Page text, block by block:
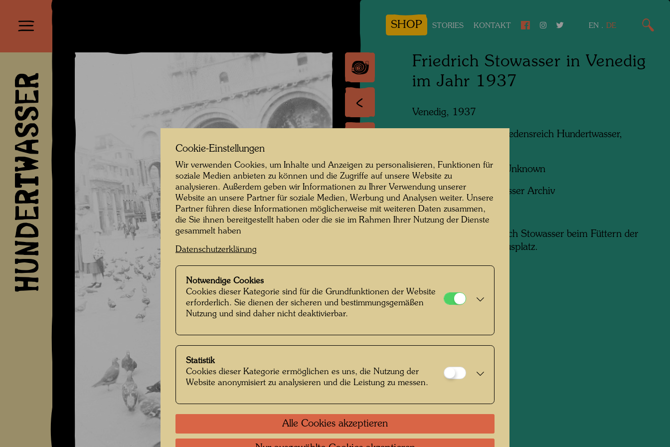
HUNDERTWASSER
SHOP STORIES KONTAKT EN . DE
Friedrich Stowasser in Venedig
im Jahr 1937
Venedig, 1937
Friedensreich Hundertwasser,
Fotograf:Unbekannt Unknown
Copyright:Hundertwasser Archiv
Das Fotos zeigt Friedrich Stowasser beim Füttern der
Tauben auf dem Markusplatz.
Cookie-Einstellungen
Wir verwenden Cookies, um Inhalte und Anzeigen zu personalisieren, Funktionen für
soziale Medien anbieten zu können und die Zugriffe auf unsere Website zu
analysieren. Außerdem geben wir Informationen zu Ihrer Verwendung unserer
Website an unsere Partner für soziale Medien, Werbung und Analysen weiter. Unsere
Partner führen diese Informationen möglicherweise mit weiteren Daten zusammen,
die Sie ihnen bereitgestellt haben oder die sie im Rahmen Ihrer Nutzung der Dienste
gesammelt haben
Datenschutzerklärung
Notwendige Cookies
Cookies dieser Kategorie sind für die Grundfunktionen der Website
erforderlich. Sie dienen der sicheren und bestimmungsgemäßen
Nutzung und sind daher nicht deaktivierbar.
Statistik
Cookies dieser Kategorie ermöglichen es uns, die Nutzung der
Website anonymisiert zu analysieren und die Leistung zu messen.
Alle Cookies akzeptieren